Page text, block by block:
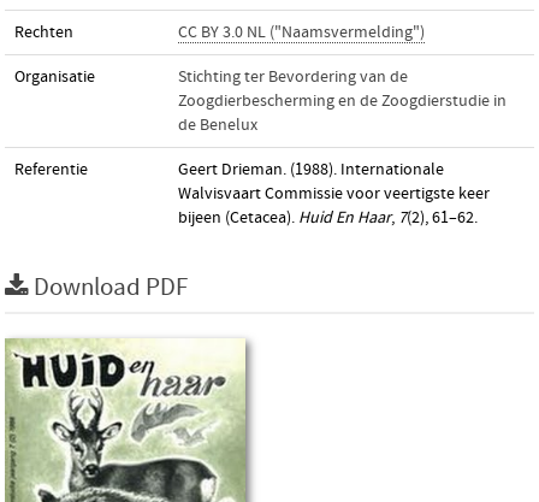
Rechten CC BY 3.0 NL ("Naamsvermelding")
Organisatie
Stichting ter Bevordering van de
Zoogdierbescherming en de Zoogdierstudie in
de Benelux
Referentie
Geert Drieman. (1988). Internationale
Walvisvaart Commissie voor veertigste keer
bijeen (Cetacea). Huid En Haar, 7(2), 61–62.
Download PDF